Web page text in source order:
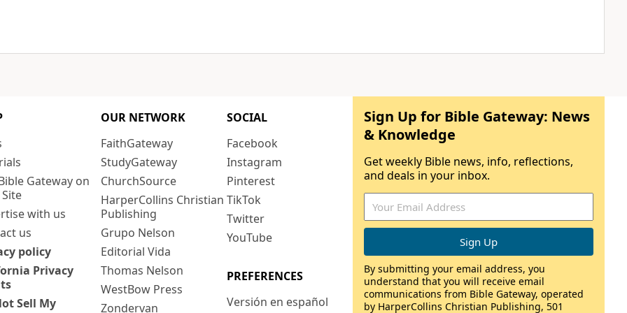
Gateway on
with us
us
policy
Privacy
Sell My
OUR NETWORK
FaithGateway
StudyGateway
ChurchSource
HarperCollins Christian
Publishing
Grupo Nelson
Editorial Vida
Thomas Nelson
WestBow Press
Zondervan
SOCIAL
Facebook
Instagram
Pinterest
TikTok
Twitter
YouTube
PREFERENCES
Versión en español
Sign Up for Bible Gateway: News
& Knowledge
Get weekly Bible news, info, reflections,
and deals in your inbox.
By submitting your email address, you
understand that you will receive email
communications from Bible Gateway, operated
by HarperCollins Christian Publishing, 501